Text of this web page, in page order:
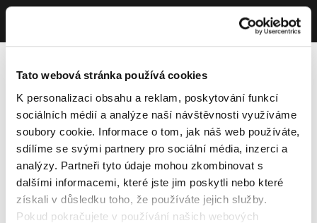
Tato webová stránka používá cookies
K personalizaci obsahu a reklam, poskytování funkcí
sociálních médií a analýze naší návštěvnosti využíváme
soubory cookie. Informace o tom, jak náš web používáte,
sdílíme se svými partnery pro sociální média, inzerci a
analýzy. Partneři tyto údaje mohou zkombinovat s
dalšími informacemi, které jste jim poskytli nebo které
získali v důsledku toho, že používáte jejich služby.
Pokud pokračujete v používání našich webových